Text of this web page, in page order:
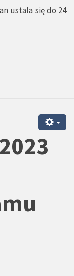
ustala się do 24